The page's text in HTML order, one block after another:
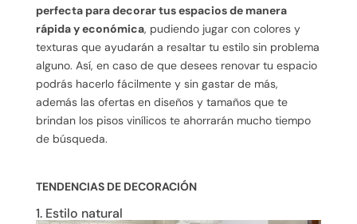
perfecta para decorar tus espacios de manera
rápida y económica, pudiendo jugar con colores y
texturas que ayudarán a resaltar tu estilo sin problema
alguno. Así, en caso de que desees renovar tu espacio
podrás hacerlo fácilmente y sin gastar de más,
además las ofertas en diseños y tamaños que te
brindan los pisos vinílicos te ahorrarán mucho tiempo
de búsqueda.
TENDENCIAS DE DECORACIÓN
1. Estilo natural